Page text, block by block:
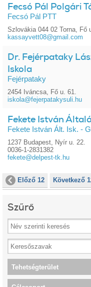
Fecsó Pál Polgári
Fecsó Pál PTT
Szlovákia 044 02 Torna, Fő
kassayvett08@gmail.com
Dr. Fejérpataky
Iskola
Fejérpataky
2454 Iváncsa, Fő u. 61.
iskola@fejerpatakysuli.hu
Fekete István
Fekete István Ált. Isk. -
1237 Budapest, Nyír u. 22.
0036-1-2831382
fekete@delpest-tk.hu
Előző 12 Következő
Szűrő
Tehetségterület